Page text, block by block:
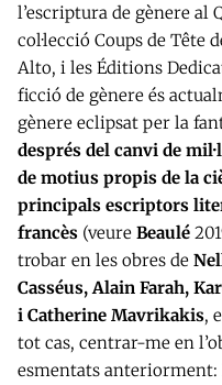
l’escriptura de gènere al
col·lecció Coups de Tête
Alto, i les Éditions
ficció de gènere és
gènere eclipsat per la
després del canvi de
de motius propis de la
principals escriptors
francès (veure Beaulé
trobar en les obres de
Casséus, Alain Farah,
i Catherine Mavrikakis,
tot cas, centrar-me en
esmentats anteriorment: